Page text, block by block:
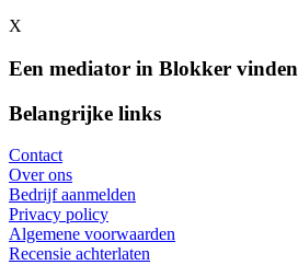
X
Een mediator in Blokker vinden
Belangrijke links
Contact
Over ons
Bedrijf aanmelden
Privacy policy
Algemene voorwaarden
Recensie achterlaten